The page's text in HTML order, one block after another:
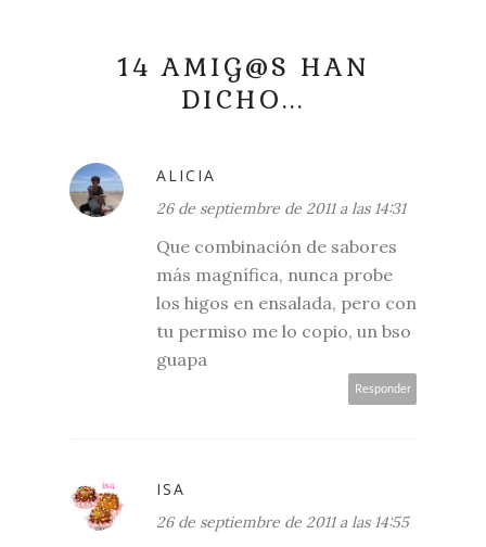
14 AMIG@S HAN
DICHO...
ALICIA
26 de septiembre de 2011 a las 14:31
Que combinación de sabores
más magnífica, nunca probe
los higos en ensalada, pero con
tu permiso me lo copio, un bso
guapa
Responder
ISA
26 de septiembre de 2011 a las 14:55